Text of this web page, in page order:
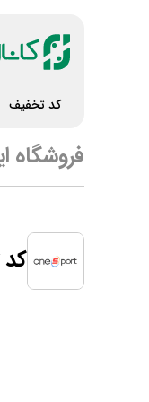
کد تخفیف
فروشگاه